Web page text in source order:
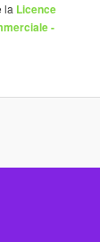
la Licence
-